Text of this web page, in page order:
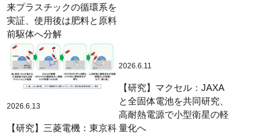
来プラスチックの循環系を
実証、使用後は肥料と原料
前駆体へ分解
2026.6.13
【研究】三菱電機：東京科
2026.6.11
【研究】マクセル：JAXA
と全固体電池を共同研究、
高耐熱電源で小型衛星の軽
量化へ